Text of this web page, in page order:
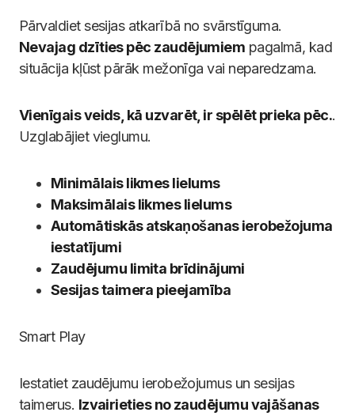
Pārvaldiet sesijas atkarībā no svārstīguma.
Nevajag dzīties pēc zaudējumiem pagalmā, kad
situācija kļūst pārāk mežonīga vai neparedzama.
Vienīgais veids, kā uzvarēt, ir spēlēt prieka pēc..
Uzglabājiet vieglumu.
Minimālais likmes lielums
Maksimālais likmes lielums
Automātiskās atskaņošanas ierobežojuma
iestatījumi
Zaudējumu limita brīdinājumi
Sesijas taimera pieejamība
Smart Play
Iestatiet zaudējumu ierobežojumus un sesijas
taimerus. Izvairieties no zaudējumu vajāšanas